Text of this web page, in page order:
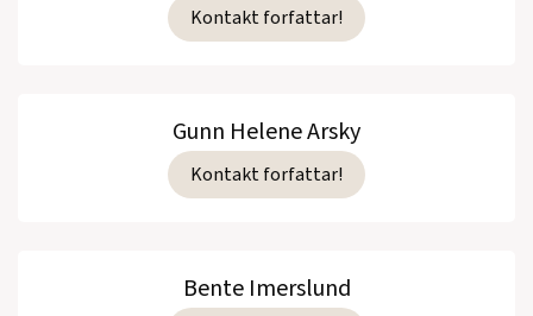
Kontakt forfattar!
Gunn Helene Arsky
Kontakt forfattar!
Bente Imerslund